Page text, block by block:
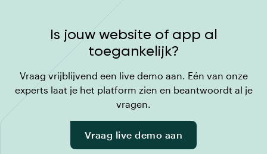
Is jouw website of app al
toegankelijk?
Vraag vrijblijvend een live demo aan. Eén van onze
experts laat je het platform zien en beantwoordt al je
vragen.
Vraag live demo aan